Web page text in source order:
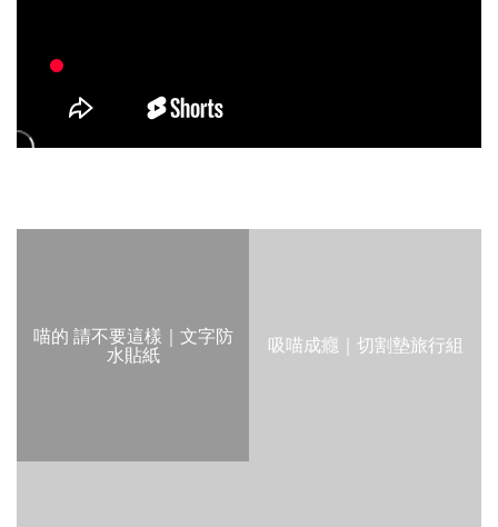
喵的 請不要這樣｜文字防
水貼紙
吸喵成癮｜切割墊旅行組